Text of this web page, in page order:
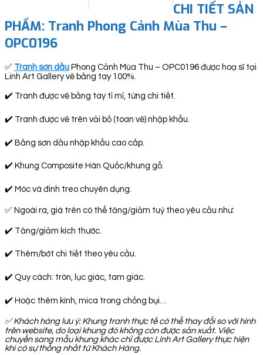
CHI TIẾT SẢN
PHẨM: Tranh Phong Cảnh Mùa Thu –
OPC0196
✅ Tranh sơn dầu Phong Cảnh Mùa Thu – OPC0196 được hoạ sĩ tại
Linh Art Gallery vẽ bằng tay 100%.
✔️ Tranh được vẽ bằng tay tỉ mỉ, từng chi tiết.
✔️ Tranh được vẽ trên vải bố (toan vẽ) nhập khẩu.
✔️ Bằng sơn dầu nhập khẩu cao cấp.
✔️ Khung Composite Hàn Quốc/khung gỗ.
✔️ Móc và đinh treo chuyên dụng.
✅ Ngoài ra, giá trên có thể tăng/giảm tuỳ theo yêu cầu như:
✔️ Tăng/giảm kích thước.
✔️ Thêm/bớt chi tiết theo yêu cầu.
✔️ Quy cách: tròn, lục giác, tam giác.
✔️ Hoặc thêm kính, mica trong chống bụi…
✅Khách hàng lưu ý: Khung tranh thực tế có thể thay đổi so với hình
trên website, do loại khung đó không còn được sản xuất. Việc
chuyển sang mẫu khung khác chỉ được Linh Art Gallery thực hiện
khi có sự thống nhất từ Khách Hàng.